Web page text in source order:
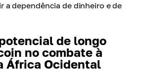
a dependência de dinheiro e de
de longo
no combate à
África Ocidental